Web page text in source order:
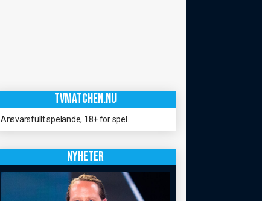
TVMATCHEN.NU
Ansvarsfullt spelande, 18+ för spel.
NYHETER